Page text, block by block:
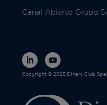
Canal Abierto Grupo
Copyright © 2025 Diners Club